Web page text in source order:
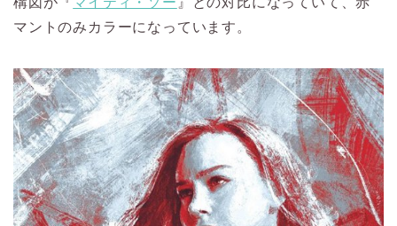
マントのみカラーになっています。